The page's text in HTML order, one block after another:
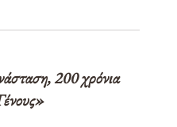
200 χρόνια